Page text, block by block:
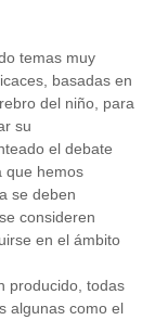
temas muy
basadas en
del niño, para
su
el debate
que hemos
se deben
consideren
en el ámbito
producido, todas
algunas como el